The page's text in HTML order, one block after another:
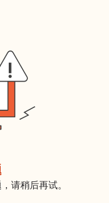
请稍后再试。